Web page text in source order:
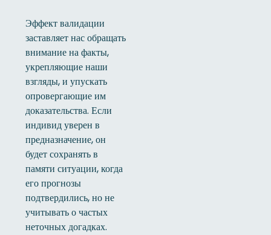
Эффект валидации
заставляет нас обращать
внимание на факты,
укрепляющие наши
взгляды, и упускать
опровергающие им
доказательства. Если
индивид уверен в
предназначение, он
будет сохранять в
памяти ситуации, когда
его прогнозы
подтвердились, но не
учитывать о частых
неточных догадках.